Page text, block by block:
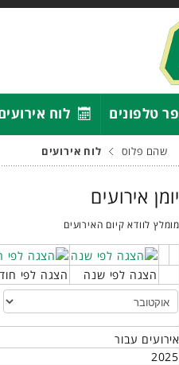
טלפונים לוח
שהם פלוס לוח אירועים
יומן אירועים
מומלץ לוודא קיום האירועים
הצגה לפי שנה הצגה לפי
אירועים עבור
2025